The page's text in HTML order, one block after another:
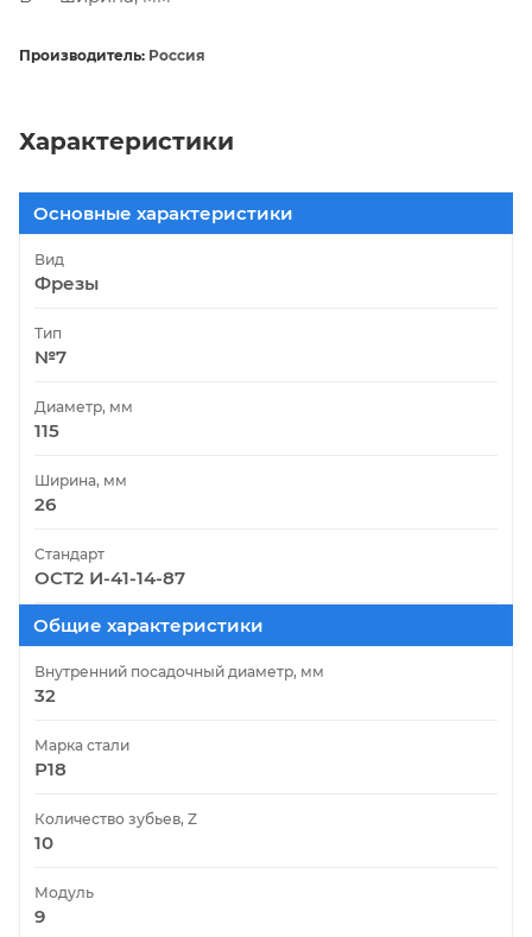
Производитель: Россия
Характеристики
Основные характеристики
Вид
Фрезы
Тип
№7
Диаметр, мм
115
Ширина, мм
26
Стандарт
ОСТ2 И-41-14-87
Общие характеристики
Внутренний посадочный диаметр, мм
32
Марка стали
Р18
Количество зубьев, Z
10
Модуль
9